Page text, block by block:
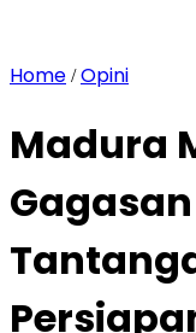
Home /Opini
Madura